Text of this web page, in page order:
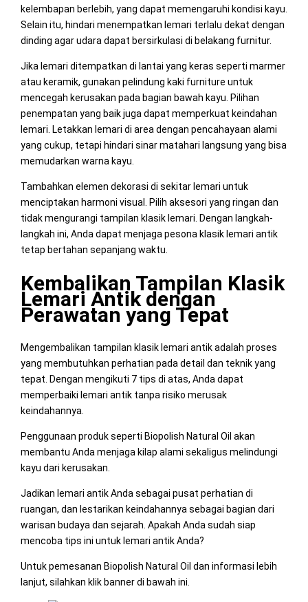
kelembapan berlebih, yang dapat memengaruhi kondisi kayu.
Selain itu, hindari menempatkan lemari terlalu dekat dengan
dinding agar udara dapat bersirkulasi di belakang furnitur.
Jika lemari ditempatkan di lantai yang keras seperti marmer
atau keramik, gunakan pelindung kaki furniture untuk
mencegah kerusakan pada bagian bawah kayu. Pilihan
penempatan yang baik juga dapat memperkuat keindahan
lemari. Letakkan lemari di area dengan pencahayaan alami
yang cukup, tetapi hindari sinar matahari langsung yang bisa
memudarkan warna kayu.
Tambahkan elemen dekorasi di sekitar lemari untuk
menciptakan harmoni visual. Pilih aksesori yang ringan dan
tidak mengurangi tampilan klasik lemari. Dengan langkah-
langkah ini, Anda dapat menjaga pesona klasik lemari antik
tetap bertahan sepanjang waktu.
Kembalikan Tampilan Klasik
Lemari Antik dengan
Perawatan yang Tepat
Mengembalikan tampilan klasik lemari antik adalah proses
yang membutuhkan perhatian pada detail dan teknik yang
tepat. Dengan mengikuti 7 tips di atas, Anda dapat
memperbaiki lemari antik tanpa risiko merusak
keindahannya.
Penggunaan produk seperti Biopolish Natural Oil akan
membantu Anda menjaga kilap alami sekaligus melindungi
kayu dari kerusakan.
Jadikan lemari antik Anda sebagai pusat perhatian di
ruangan, dan lestarikan keindahannya sebagai bagian dari
warisan budaya dan sejarah. Apakah Anda sudah siap
mencoba tips ini untuk lemari antik Anda?
Untuk pemesanan Biopolish Natural Oil dan informasi lebih
lanjut, silahkan klik banner di bawah ini.